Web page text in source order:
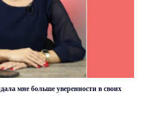
мне больше уверенности в своих